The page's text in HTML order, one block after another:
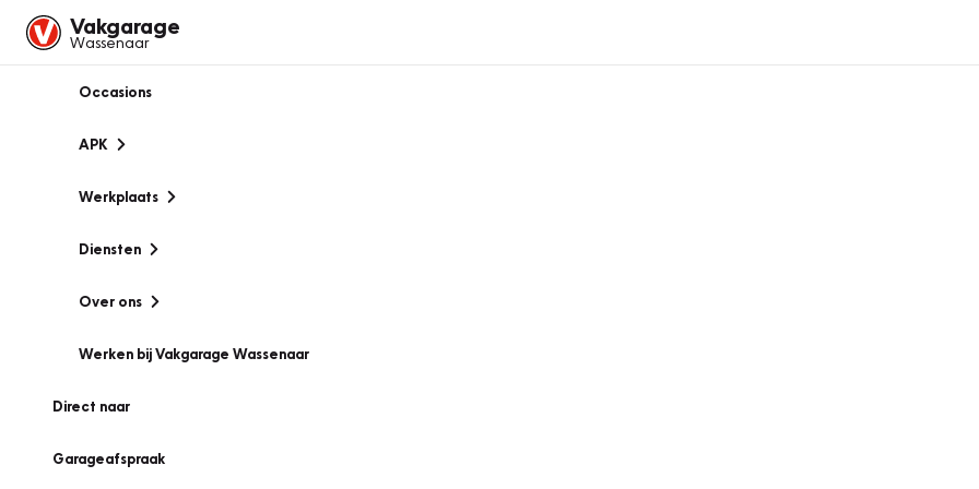
Vakgarage
Wassenaar
Occasions
APK
Werkplaats
Diensten
Over ons
Werken bij Vakgarage Wassenaar
Direct naar
Garageafspraak